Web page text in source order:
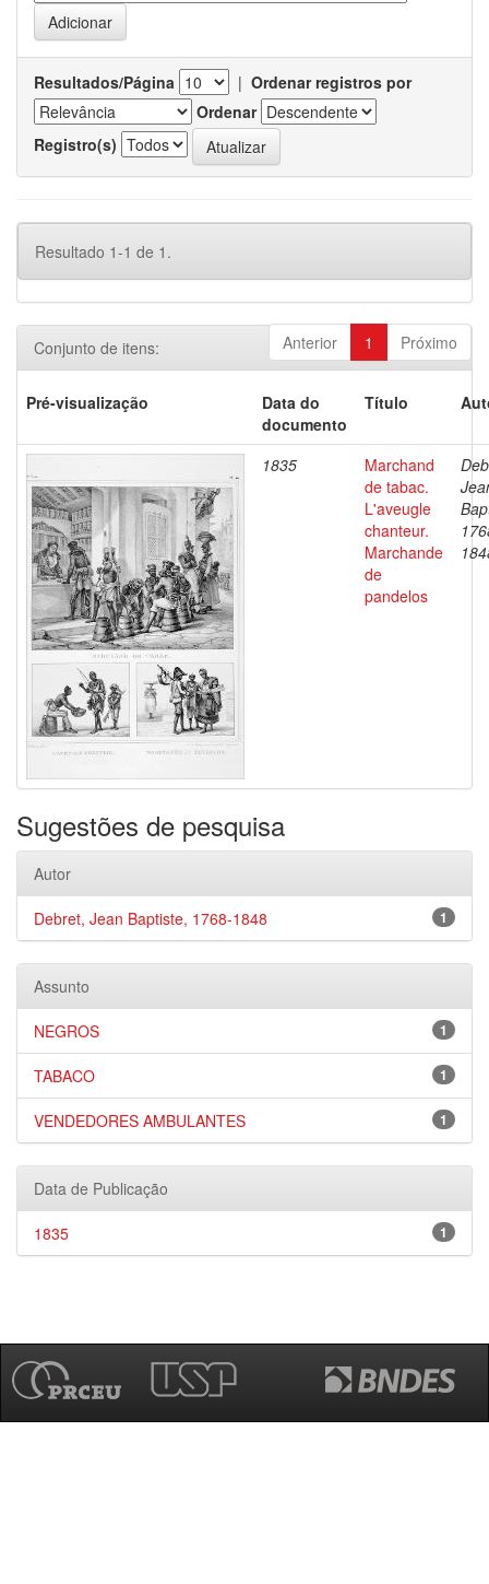
Resultados/Página | Ordenar registros por
Ordenar
Registro(s)
Resultado 1-1 de 1.
Anterior 1 Próximo
Conjunto de itens:
Pré-visualização
Data do
documento
Título
1835
Marchand
de tabac.
L'aveugle
chanteur.
Marchande
de
pandelos
Sugestões de pesquisa
Autor
1
Debret, Jean Baptiste, 1768-1848
Assunto
1
NEGROS
1
TABACO
1
VENDEDORES AMBULANTES
Data de Publicação
1
1835